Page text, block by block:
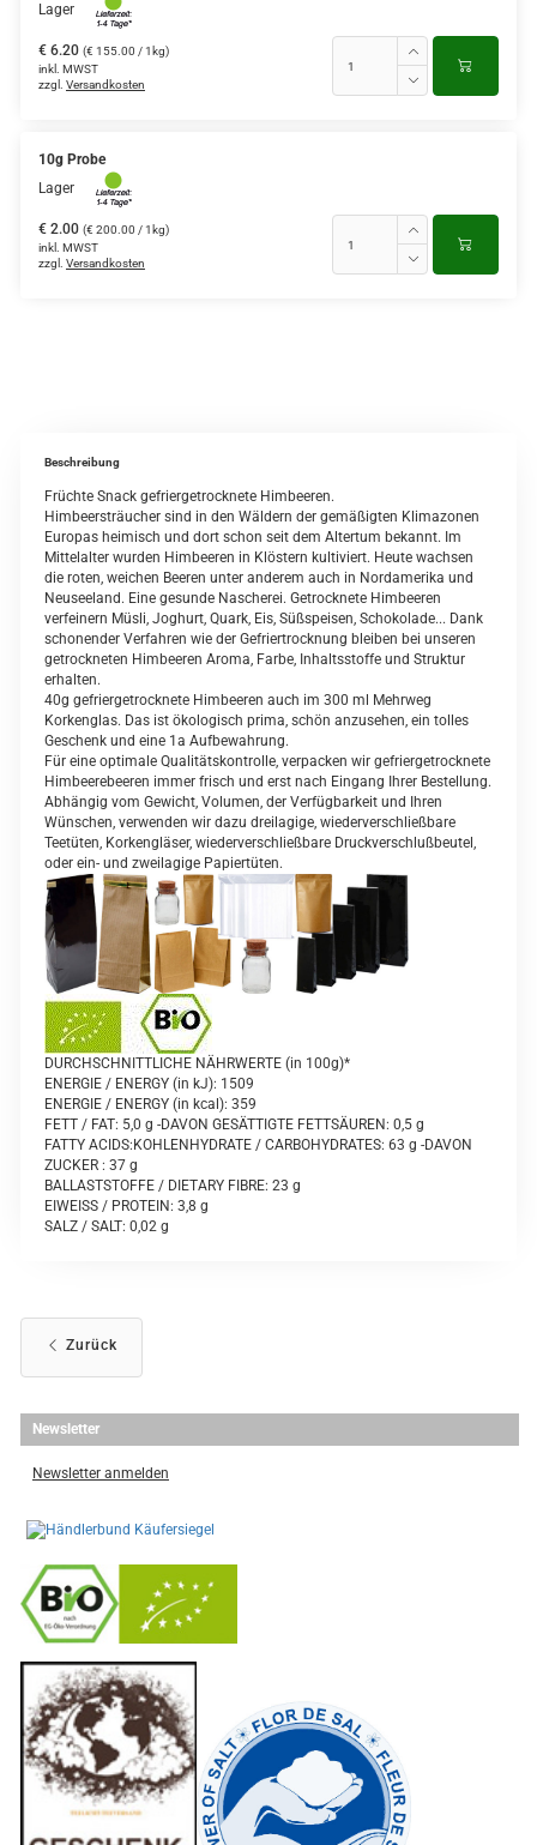
Lager
€ 6.20 (€ 155.00 / 1kg)
inkl. MWST
zzgl. Versandkosten
10g Probe
Lager
€ 2.00 (€ 200.00 / 1kg)
inkl. MWST
zzgl. Versandkosten
Beschreibung
Früchte Snack gefriergetrocknete Himbeeren.
Himbeersträucher sind in den Wäldern der gemäßigten Klimazonen
Europas heimisch und dort schon seit dem Altertum bekannt. Im
Mittelalter wurden Himbeeren in Klöstern kultiviert. Heute wachsen
die roten, weichen Beeren unter anderem auch in Nordamerika und
Neuseeland. Eine gesunde Nascherei. Getrocknete Himbeeren
verfeinern Müsli, Joghurt, Quark, Eis, Süßspeisen, Schokolade... Dank
schonender Verfahren wie der Gefriertrocknung bleiben bei unseren
getrockneten Himbeeren Aroma, Farbe, Inhaltsstoffe und Struktur
erhalten.
40g gefriergetrocknete Himbeeren auch im 300 ml Mehrweg
Korkenglas. Das ist ökologisch prima, schön anzusehen, ein tolles
Geschenk und eine 1a Aufbewahrung.
Für eine optimale Qualitätskontrolle, verpacken wir gefriergetrocknete
Himbeerebeeren immer frisch und erst nach Eingang Ihrer Bestellung.
Abhängig vom Gewicht, Volumen, der Verfügbarkeit und Ihren
Wünschen, verwenden wir dazu dreilagige, wiederverschließbare
Teetüten, Korkengläser, wiederverschließbare Druckverschlußbeutel,
oder ein- und zweilagige Papiertüten.
DURCHSCHNITTLICHE NÄHRWERTE (in 100g)*
ENERGIE / ENERGY (in kJ): 1509
ENERGIE / ENERGY (in kcal): 359
FETT / FAT: 5,0 g -DAVON GESÄTTIGTE FETTSÄUREN: 0,5 g
FATTY ACIDS:KOHLENHYDRATE / CARBOHYDRATES: 63 g -DAVON
ZUCKER : 37 g
BALLASTSTOFFE / DIETARY FIBRE: 23 g
EIWEISS / PROTEIN: 3,8 g
SALZ / SALT: 0,02 g
Zurück
Newsletter
Newsletter anmelden